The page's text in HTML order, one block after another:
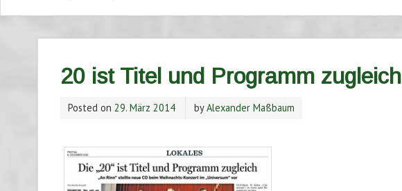
20 ist Titel und Programm zugleich
Posted on 29. März 2014 byAlexander Maßbaum